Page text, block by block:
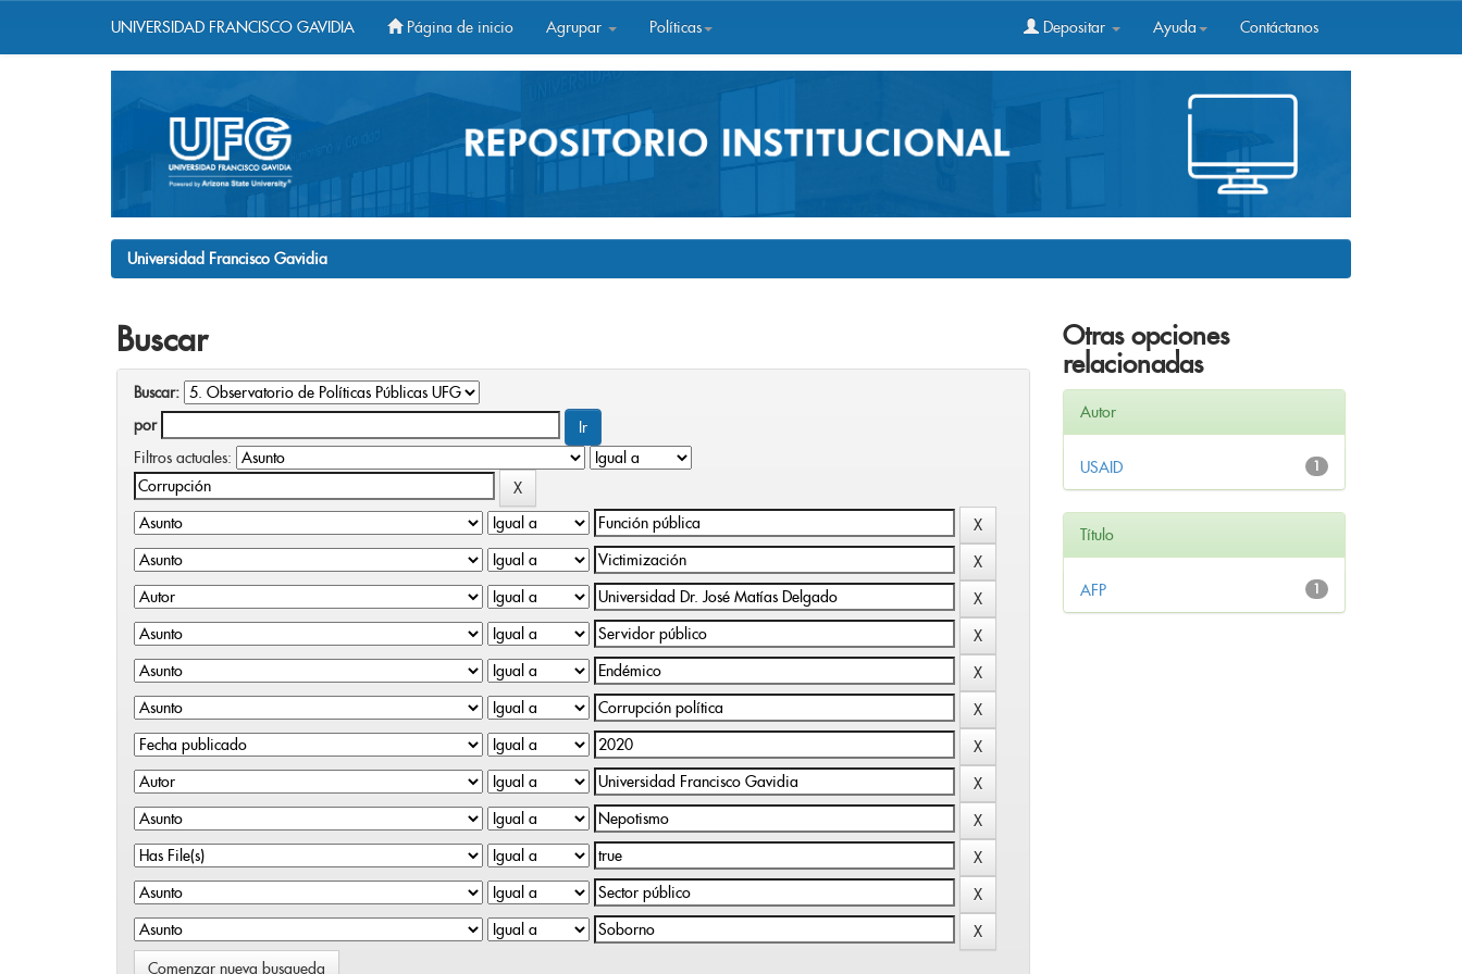
UNIVERSIDAD FRANCISCO GAVIDIA Página de inicio Agrupar Políticas Depositar Ayuda Contáctanos
Universidad Francisco Gavidia
Buscar
Buscar:
por
Filtros actuales:
Comenzar nueva busqueda
Otras opciones
relacionadas
Autor
1
USAID
Título
1
AFP